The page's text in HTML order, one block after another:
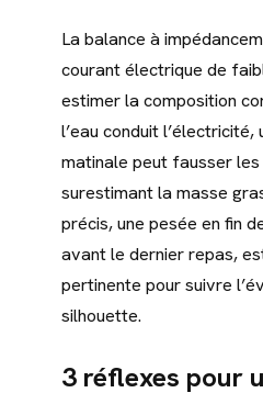
La balance à
courant électrique de
estimer la composition
l’eau conduit
matinale peut fausser
surestimant la masse
précis, une pesée en fin
avant le dernier repas,
pertinente pour suivre
silhouette.
3 réflexes pour